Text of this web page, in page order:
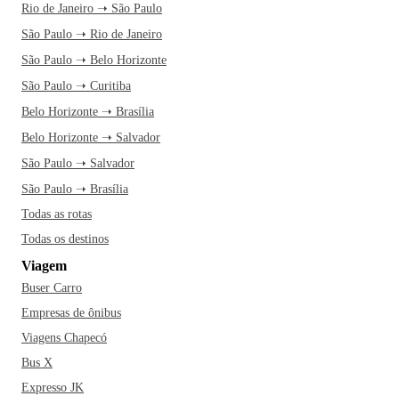
Rio de Janeiro ➝ São Paulo
São Paulo ➝ Rio de Janeiro
São Paulo ➝ Belo Horizonte
São Paulo ➝ Curitiba
Belo Horizonte ➝ Brasília
Belo Horizonte ➝ Salvador
São Paulo ➝ Salvador
São Paulo ➝ Brasília
Todas as rotas
Todas os destinos
Viagem
Buser Carro
Empresas de ônibus
Viagens Chapecó
Bus X
Expresso JK